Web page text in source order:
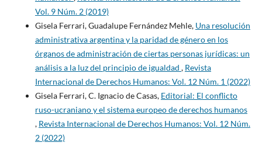
Vol. 9 Núm. 2 (2019)
Gisela Ferrari, Guadalupe Fernández Mehle, Una resolución
administrativa argentina y la paridad de género en los
órganos de administración de ciertas personas jurídicas: un
análisis a la luz del principio de igualdad , Revista
Internacional de Derechos Humanos: Vol. 12 Núm. 1 (2022)
Gisela Ferrari, C. Ignacio de Casas, Editorial: El conflicto
ruso-ucraniano y el sistema europeo de derechos humanos
, Revista Internacional de Derechos Humanos: Vol. 12 Núm.
2 (2022)